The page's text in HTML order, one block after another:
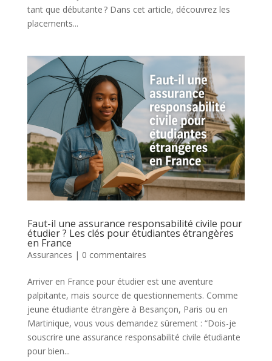
tant que débutante ? Dans cet article, découvrez les
placements...
Faut-il une assurance responsabilité civile pour
étudier ? Les clés pour étudiantes étrangères
en France
Assurances | 0 commentaires
Arriver en France pour étudier est une aventure
palpitante, mais source de questionnements. Comme
jeune étudiante étrangère à Besançon, Paris ou en
Martinique, vous vous demandez sûrement : “Dois-je
souscrire une assurance responsabilité civile étudiante
pour bien...